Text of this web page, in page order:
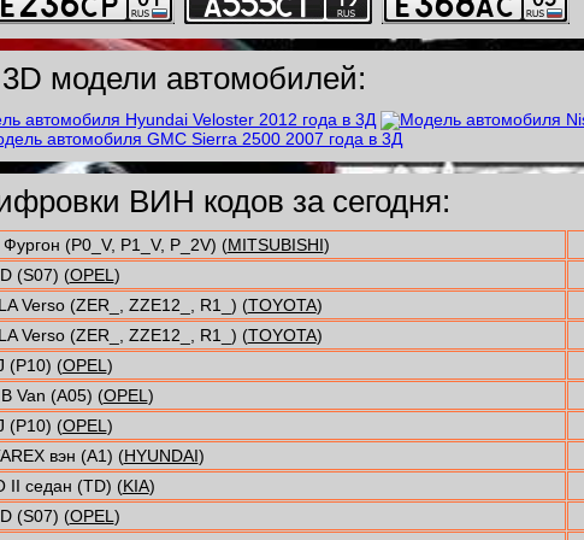
3D модели автомобилей:
ВИН кодов за сегодня:
(P0_V, P1_V, P_2V) (MITSUBISHI)
(S07) (OPEL )
Verso (ZER_, ZZE12_, R1_) (TOYOTA)
Verso (ZER_, ZZE12_, R1_) (TOYOTA)
(P10) (OPEL )
Van (A05) (OPEL )
(P10) (OPEL )
вэн (A1) (HYUNDAI)
II седан (TD) (KIA)
(S07) (OPEL )